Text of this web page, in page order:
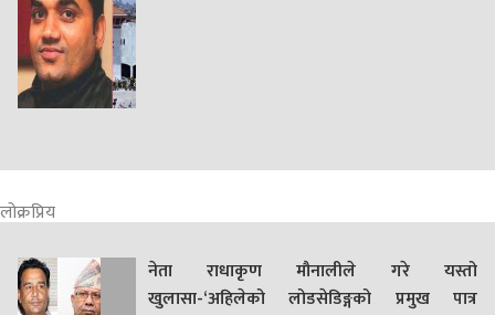
लोक्रप्रिय
नेता राधाकृण मौनालीले गरे यस्तो
खुलासा-‘अहिलेको लोडसेडिङ्गको प्रमुख पात्र